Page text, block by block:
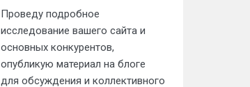
Проведу подробное
исследование вашего сайта и
основных конкурентов,
опубликую материал на блоге
для обсуждения и коллективного